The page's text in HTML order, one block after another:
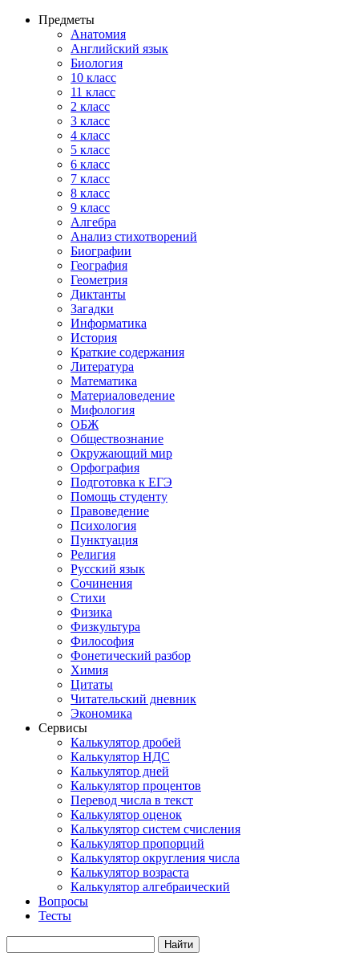
Предметы
Анатомия
Английский язык
Биология
10 класс
11 класс
2 класс
3 класс
4 класс
5 класс
6 класс
7 класс
8 класс
9 класс
Алгебра
Анализ стихотворений
Биографии
География
Геометрия
Диктанты
Загадки
Информатика
История
Краткие содержания
Литература
Математика
Материаловедение
Мифология
ОБЖ
Обществознание
Окружающий мир
Орфография
Подготовка к ЕГЭ
Помощь студенту
Правоведение
Психология
Пунктуация
Религия
Русский язык
Сочинения
Стихи
Физика
Физкультура
Философия
Фонетический разбор
Химия
Цитаты
Читательский дневник
Экономика
Сервисы
Калькулятор дробей
Калькулятор НДС
Калькулятор дней
Калькулятор процентов
Перевод числа в текст
Калькулятор оценок
Калькулятор систем счисления
Калькулятор пропорций
Калькулятор округления числа
Калькулятор возраста
Калькулятор алгебраический
Вопросы
Тесты
Найти